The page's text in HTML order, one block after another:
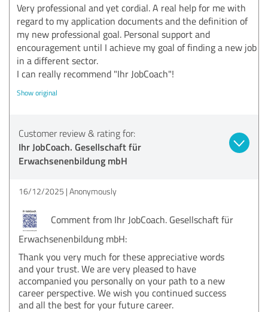
Very professional and yet cordial. A real help for me with
regard to my application documents and the definition of
my new professional goal. Personal support and
encouragement until I achieve my goal of finding a new job
in a different sector.
I can really recommend "Ihr JobCoach"!
Show original
Customer review & rating for:
Ihr JobCoach. Gesellschaft für
Erwachsenenbildung mbH
16/12/2025 Anonymously
Comment from Ihr JobCoach. Gesellschaft für
Erwachsenenbildung mbH:
Thank you very much for these appreciative words
and your trust. We are very pleased to have
accompanied you personally on your path to a new
career perspective. We wish you continued success
and all the best for your future career.